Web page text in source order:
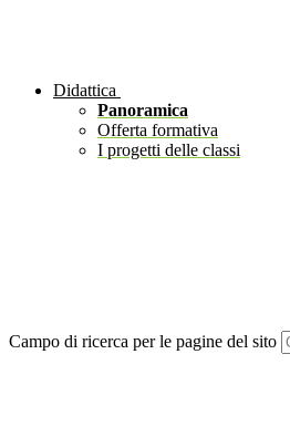
Didattica
Panoramica
Offerta formativa
I progetti delle classi
Campo di ricerca per le pagine del sito